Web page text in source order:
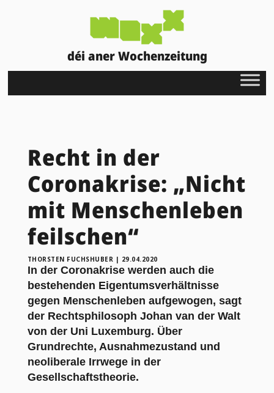
déi aner Wochenzeitung
Recht in der
Coronakrise: „Nicht
mit Menschenleben
feilschen“
THORSTEN FUCHSHUBER | 29.04.2020
In der Coronakrise werden auch die
bestehenden Eigentumsverhältnisse
gegen Menschenleben aufgewogen, sagt
der Rechtsphilosoph Johan van der Walt
von der Uni Luxemburg. Über
Grundrechte, Ausnahmezustand und
neoliberale Irrwege in der
Gesellschaftstheorie.